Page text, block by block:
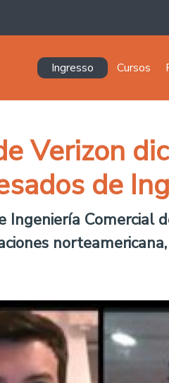
Navegación principal
Ingresso Cursos
Verizon
de
Ingeniería Comercial